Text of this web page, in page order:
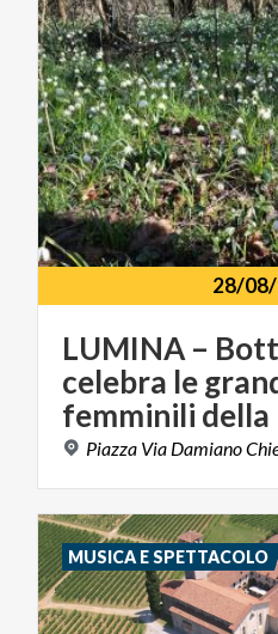
28/
LUMINA –
celebra le
Piazza Via Damiano
MUSICA E SPETTACOLO